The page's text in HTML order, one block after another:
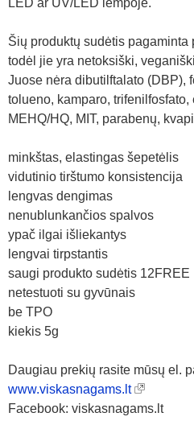
Šių produktų sudėtis pagaminta
todėl jie yra netoksiški,
Juose nėra dibutilftalato (DBP),
tolueno, kamparo,
MEHQ/HQ, MIT, parabenų,
minkštas, elastingas šepetėlis
vidutinio tirštumo konsistencija
lengvas dengimas
nenublunkančios spalvos
ypač ilgai išliekantys
lengvai tirpstantis
saugi produkto sudėtis 12FREE
netestuoti su gyvūnais
be TPO
kiekis 5g
Daugiau prekių rasite mūsų el.
www.viskasnagams.lt
Facebook: viskasnagams.lt